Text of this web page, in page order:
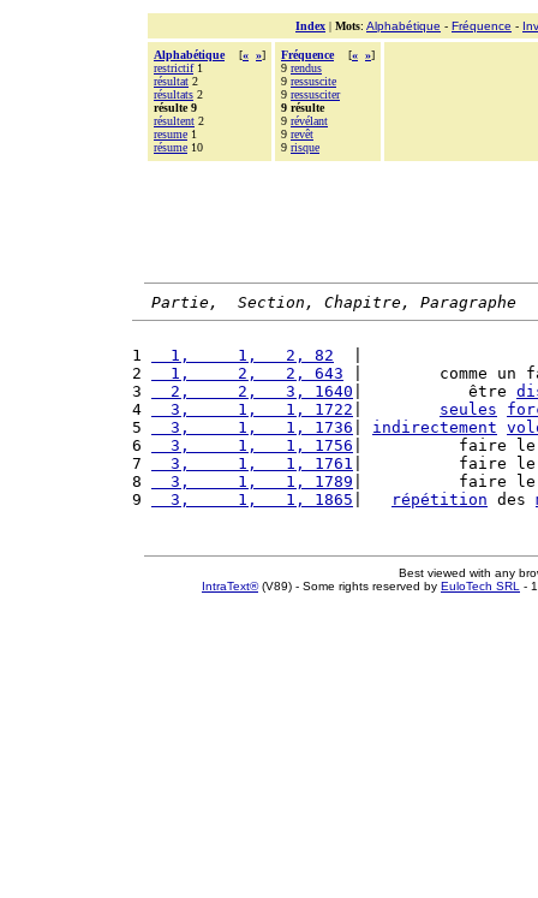
Index | Mots: Alphabétique - Fréquence -
Alphabétique [« »]
restrictif1
résultat 2
résultats 2
résulte 9
résultent 2
resume 1
résume 10
Fréquence [« »]
9 rendus
9 ressuscite
9 ressusciter
9 résulte
9 révélant
9 revêt
9 risque
Partie,  Section, Chapitre, Paragraphe
1
  1,     1,   2, 82
2
  1,     2,   2, 643
|        comme un
3
  2,     2,   3, 1640
|           être
4
  3,     1,   1, 1722
seules
5
  3,     1,   1, 1736
indirectement
6
  3,     1,   1, 1756
|          faire le
7
  3,     1,   1, 1761
|          faire le
8
  3,     1,   1, 1789
|          faire le
9
  3,     1,   1, 1865
répétition des
Best viewed with any
IntraText®(V89) - Some rights reserved by EuloTech SRL -